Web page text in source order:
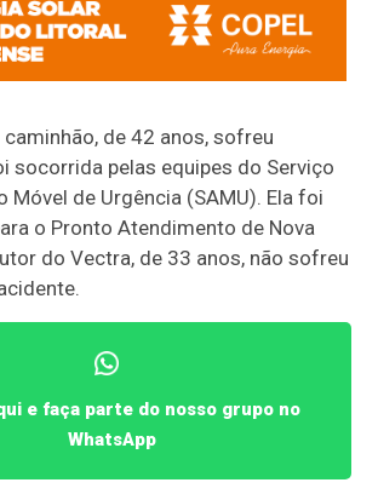
de 42 anos, sofreu
socorrida pelas equipes do Serviço
Móvel de Urgência (SAMU). Ela foi
o Pronto Atendimento de Nova
do Vectra, de 33 anos, não sofreu
e faça parte do nosso grupo no
WhatsApp